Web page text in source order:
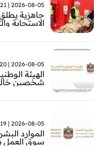
2026-08-05 | 12:21
جاهزية يطلق
الاستجابة
2026-08-05 | 12:20
الهيئة
شخصين
2026-08-05 | 12:19
الموارد